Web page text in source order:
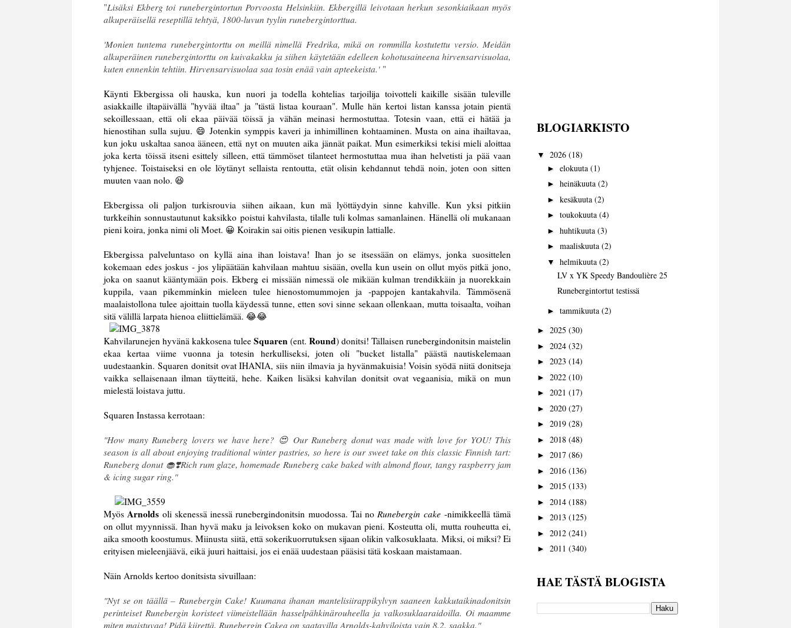
"Lisäksi Ekberg toi runebergintortun Porvoosta Helsinkiin. Ekbergillä leivotaan herkun sesonkiaikaan myös
alkuperäisellä reseptillä tehtyä, 1800-luvun tyylin runebergintorttua.
'Monien tuntema runebergintorttu on meillä nimellä Fredrika, mikä on rommilla kostutettu versio. Meidän
alkuperäinen runebergintorttu on kuivakakku ja siihen käytetään edelleen kohotusaineena hirvensarvisuolaa,
kuten ennenkin tehtiin. Hirvensarvisuolaa saa tosin enää vain apteekeista.'"
Käynti Ekbergissa oli hauska, kun nuori ja todella kohtelias tarjoilija toivotteli kaikille sisään tuleville
asiakkaille iltapäivällä "hyvää iltaa" ja "tästä listaa kouraan". Mulle hän kertoi listan kanssa jotain pientä
sekoillessaan, että oli ekaa päivää töissä ja vähän meinasi hermostuttaa. Totesin vaan, että ei hätää ja
hienostihan sulla sujuu. 😄 Jotenkin symppis kaveri ja inhimillinen kohtaaminen. Musta on aina ihailtavaa,
kun joku uskaltaa sanoa ääneen, että nyt on muuten aika jännät paikat. Mun esimerkiksi tekisi mieli aloittaa
joka kerta töissä itseni esittely silleen, että tämmöset tilanteet hermostuttaa mua ihan helvetisti ja pää vaan
tyhjenee. Toistaiseksi en ole löytänyt sellaista rentoutta, etät olisin kehdannut tehdä noin, joten oon sitten
muuten vaan nolo. 😆
Ekbergissa oli paljon turkisrouvia siihen aikaan, kun mä lyöttäydyin sinne kahville. Kun yksi pitkiin
turkkeihin sonnustautunut kaksikko poistui kahvilasta, tilalle tuli kolmas samanlainen. Hänellä oli mukanaan
pieni koira, jonka nimi oli Moet. 😀 Koirakin sai oitis pienen vesikupin lattialle.
Ekbergissa palveluntaso on kyllä aina ihan loistava! Ihan jo se itsessään on elämys, jonka suosittelen
kokemaan edes joskus - jos ylipäätään kahvilaan mahtuu sisään, ovella kun usein on ollut myös pitkä jono,
joka on saanut kääntymään pois. Ekberg ei missään nimessä ole mikään kulman trendikkäin ja nuorekkain
kuppila, vaan pikemminkin mieleen tulee hienostomummojen ja -pappojen kantakahvila. Tämmösenä
maalaistollona tulee ajoittain tuolla käydessä tunne, etten sovi sinne sekaan ollenkaan, mutta toisaalta, voihan
sitä välillä larpata hienoa eliittielämää. 😂😂
Kahvilarunejen hyvänä kakkosena tulee Squaren (ent. Round) donitsi! Tällaisen runebergindonitsin maistelin
ekaa kertaa viime vuonna ja totesin herkulliseksi, joten oli "bucket listalla" päästä nautiskelemaan
uudestaankin. Squaren donitsit ovat IHANIA, siis niin ilmavia ja hyvänmakuisia! Voisin syödä niitä donitseja
vaikka sellaisenaan ilman täytteitä, hehe. Kaiken lisäksi kahvilan donitsit ovat vegaanisia, mikä on mun
mielestä loistava juttu.
Squaren Instassa kerrotaan:
"How many Runeberg lovers we have here? 😍 Our Runeberg donut was made with love for YOU! This
season is all about enjoying traditional winter pastries, so here is our sweet take on this classic Finnish tart:
Runeberg donut 🧁❣️Rich rum glaze, homemade Runeberg cake baked with almond flour, tangy raspberry jam
& icing sugar ring."
Myös Arnolds oli skenessä inessä runebergindonitsin muodossa. Tai no Runebergin cake-nimikkeellä tämä
on ollut myynnissä. Ihan hyvä maku ja leivoksen koko on mukavan pieni. Kosteutta oli, mutta rouheutta ei,
aika smooth koostumus. Miinusta siitä, että sokerikuorrutuksen sijaan olikin valkosuklaata. Miksi, oi miksi? Ei
erityisen mieleenjäävä, eikä juuri haittaisi, jos ei enää uudestaan pääsisi tätä koskaan maistamaan.
Näin Arnolds kertoo donitsista sivuillaan:
"Nyt se on täällä – Runebergin Cake! Kuumana ihanan mantelisiirappikylvyn saaneen kakkutaikinadonitsin
perinteiset Runebergin koristeet viimeistellään hasselpähkinärouheella ja valkosuklaaraidoilla. Oi maamme
miten maistuvaa! Pidä kiirettä, Runebergin Cakea on saatavilla Arnolds-kahviloista vain 8.2. saakka."
BLOGIARKISTO
▼ 2026 (18)
► elokuuta (1)
► heinäkuuta (2)
► kesäkuuta (2)
► toukokuuta (4)
► huhtikuuta (3)
► maaliskuuta (2)
▼ helmikuuta (2)
LV x YK Speedy Bandoulière 25
Runebergintortut testissä
► tammikuuta (2)
► 2025 (30)
► 2024 (32)
► 2023 (14)
► 2022 (10)
► 2021 (17)
► 2020 (27)
► 2019 (28)
► 2018 (48)
► 2017 (86)
► 2016 (136)
► 2015 (133)
► 2014 (188)
► 2013 (125)
► 2012 (241)
► 2011 (340)
HAE TÄSTÄ BLOGISTA